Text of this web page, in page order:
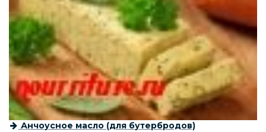
Анчоусное масло (для бутербродов)